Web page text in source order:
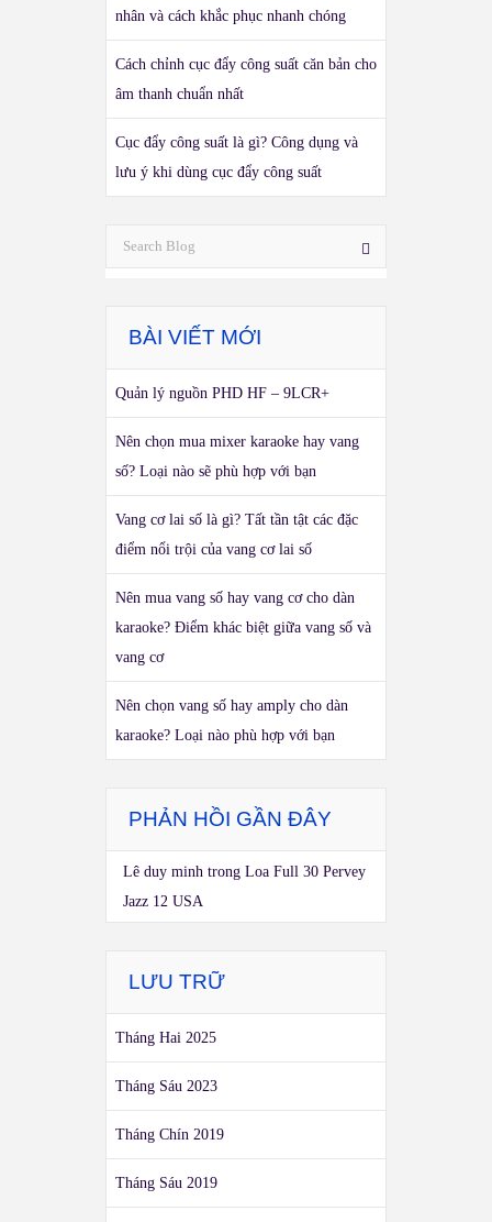
nhân và cách khắc phục nhanh chóng
Cách chỉnh cục đẩy công suất căn bản cho
âm thanh chuẩn nhất
Cục đẩy công suất là gì? Công dụng và
lưu ý khi dùng cục đẩy công suất
BÀI VIẾT MỚI
Quản lý nguồn PHD HF – 9LCR+
Nên chọn mua mixer karaoke hay vang
số? Loại nào sẽ phù hợp với bạn
Vang cơ lai số là gì? Tất tần tật các đặc
điểm nổi trội của vang cơ lai số
Nên mua vang số hay vang cơ cho dàn
karaoke? Điểm khác biệt giữa vang số và
vang cơ
Nên chọn vang số hay amply cho dàn
karaoke? Loại nào phù hợp với bạn
PHẢN HỒI GẦN ĐÂY
Lê duy minh trong Loa Full 30 Pervey
Jazz 12 USA
LƯU TRỮ
Tháng Hai 2025
Tháng Sáu 2023
Tháng Chín 2019
Tháng Sáu 2019